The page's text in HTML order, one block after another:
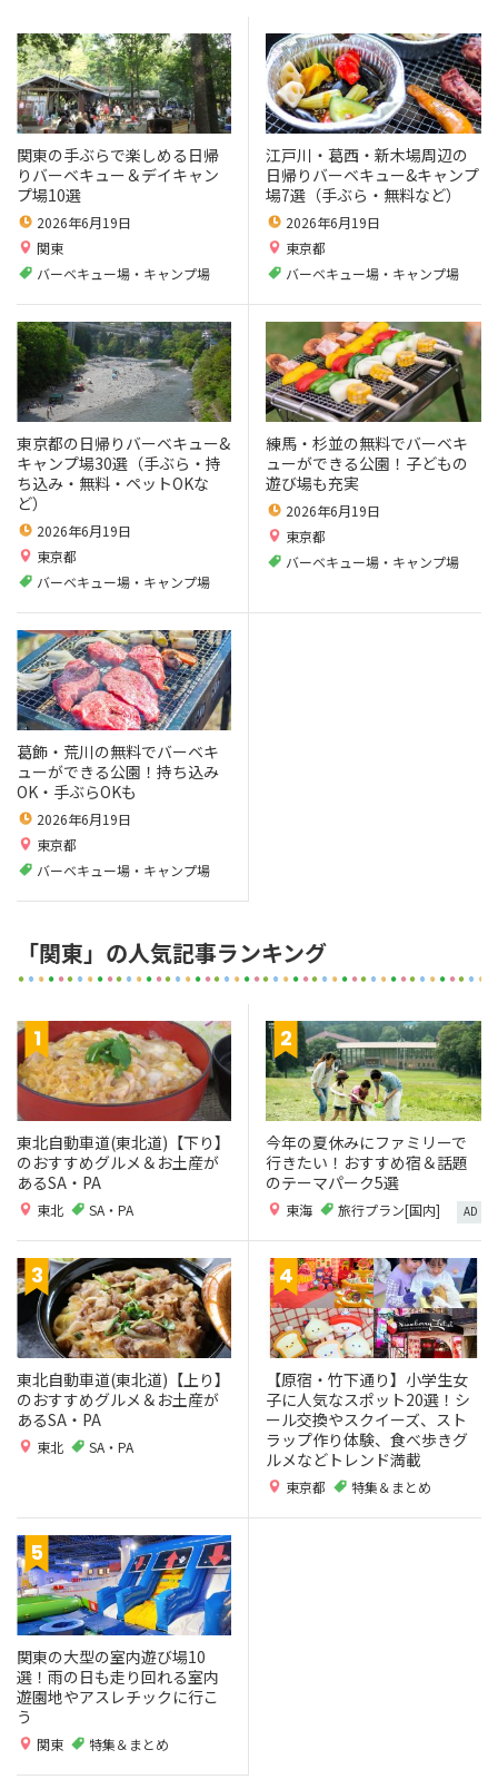
関東の手ぶらで楽しめる日帰
りバーベキュー＆デイキャン
プ場10選
2026年6月19日
関東
バーベキュー場・キャンプ場
江戸川・葛西・新木場周辺の
日帰りバーベキュー&キャンプ
場7選（手ぶら・無料など）
2026年6月19日
東京都
バーベキュー場・キャンプ場
東京都の日帰りバーベキュー&
キャンプ場30選（手ぶら・持
ち込み・無料・ペットOKな
ど）
2026年6月19日
東京都
バーベキュー場・キャンプ場
練馬・杉並の無料でバーベキ
ューができる公園！子どもの
遊び場も充実
2026年6月19日
東京都
バーベキュー場・キャンプ場
葛飾・荒川の無料でバーベキ
ューができる公園！持ち込み
OK・手ぶらOKも
2026年6月19日
東京都
バーベキュー場・キャンプ場
「関東」の人気記事ランキング
東北自動車道(東北道)【下り】
のおすすめグルメ＆お土産が
あるSA・PA
東北 SA・PA
今年の夏休みにファミリーで
行きたい！おすすめ宿＆話題
のテーマパーク5選
東海 旅行プラン[国内] AD
東北自動車道(東北道)【上り】
のおすすめグルメ＆お土産が
あるSA・PA
東北 SA・PA
【原宿・竹下通り】小学生女
子に人気なスポット20選！シ
ール交換やスクイーズ、スト
ラップ作り体験、食べ歩きグ
ルメなどトレンド満載
東京都 特集＆まとめ
関東の大型の室内遊び場10
選！雨の日も走り回れる室内
遊園地やアスレチックに行こ
う
関東 特集＆まとめ